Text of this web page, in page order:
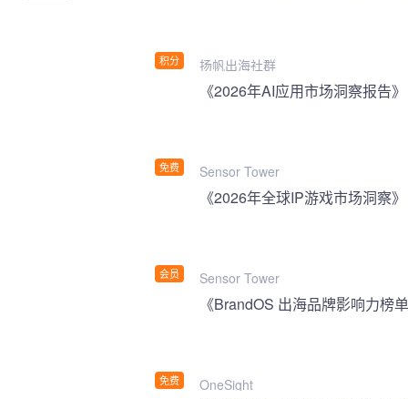
积分 扬帆出海社群
免费
《2026年AI应用市场洞察报告》
Sensor Tower
会员
《2026年全球IP游戏市场洞察》
Sensor Tower
免费
《BrandOS 出海品牌影响力榜
OneSight